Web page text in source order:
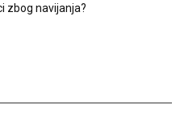
zbog navijanja?